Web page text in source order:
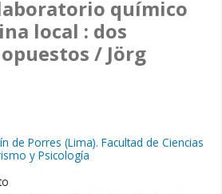
químico
local : dos
/ Jörg
de Porres (Lima). Facultad de Ciencias
y Psicología